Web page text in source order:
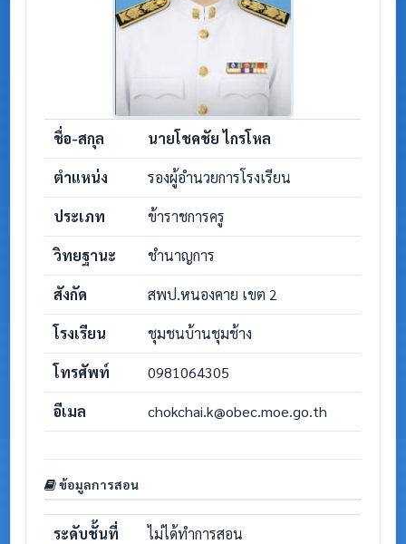
ชื่อ-สกุล นายโชคชัย ไกรโหล
ตำแหน่ง รองผู้อำนวยการโรงเรียน
ประเภท ข้าราชการครู
วิทยฐานะ ชำนาญการ
สังกัด สพป.หนองคาย เขต 2
โรงเรียน ชุมชนบ้านชุมช้าง
โทรศัพท์ 0981064305
อีเมล chokchai.k@obec.moe.go.th
ข้อมูลการสอน
ระดับชั้นที่
ไม่ได้ทำการสอน